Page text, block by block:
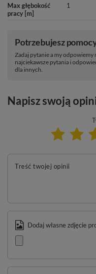
Max głębokość
pracy [m]
1
Potrzebujesz
Zadaj pytanie a my odpowiemy
najciekawsze pytania i
dla innych.
Napisz swoją
Treść twojej opinii
Dodaj własne zdjęcie